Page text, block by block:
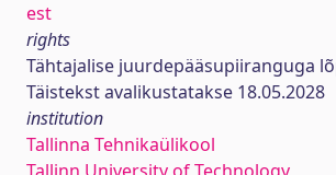
est
rights
Tähtajalise juurdepääsupiiranguga
Täistekst avalikustatakse 18.05.2028
institution
Tallinna Tehnikaülikool